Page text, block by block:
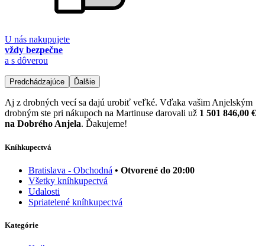
U nás nakupujete
vždy bezpečne
a s dôverou
Predchádzajúce Ďalšie
Aj z drobných vecí sa dajú urobiť veľké. Vďaka vašim Anjelským
drobným ste pri nákupoch na Martinuse darovali už 1 501 846,00 €
na Dobrého Anjela. Ďakujeme!
Kníhkupectvá
Bratislava - Obchodná • Otvorené do 20:00
Všetky kníhkupectvá
Udalosti
Spriatelené kníhkupectvá
Kategórie